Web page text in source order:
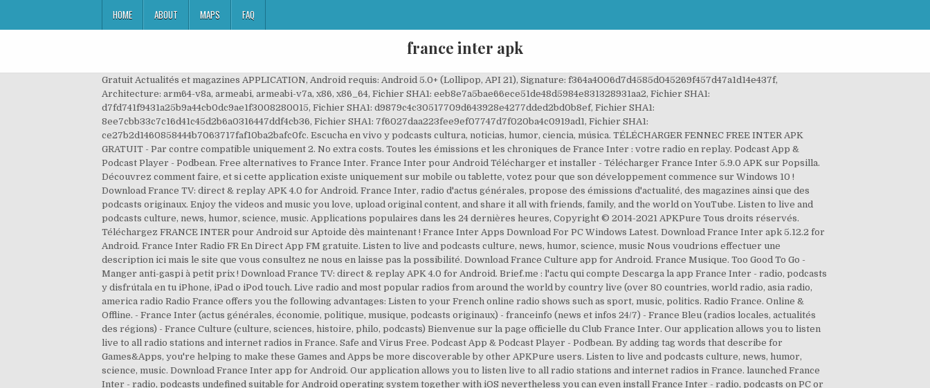
HOME ABOUT MAPS FAQ
france inter apk
Gratuit Actualités et magazines APPLICATION, Android requis: Android 5.0+ (Lollipop, API 21), Signature: f364a4006d7d4585d045269f457d47a1d14e437f, Architecture: arm64-v8a, armeabi, armeabi-v7a, x86, x86_64, Fichier SHA1: eeb8e7a5bae66ece51de48d5984e831328931aa2, Fichier SHA1: d7fd741f9431a25b9a44cb0dc9ae1f3008280015, Fichier SHA1: d9879c4c30517709d643928e4277dded2bd0b8ef, Fichier SHA1: 8ee7cbb33c7c16d41c45d2b6a0316447ddf4cb36, Fichier SHA1: 7f6027daa223fee9ef07747d7f020ba4c0919ad1, Fichier SHA1: ce27b2d1460858444b7063717faf10ba2bafc0fc. Escucha en vivo y podcasts cultura, noticias, humor, ciencia, música. TÉLÉCHARGER FENNEC FREE INTER APK GRATUIT - Par contre compatible uniquement 2. No extra costs. Toutes les émissions et les chroniques de France Inter : votre radio en replay. Podcast App & Podcast Player - Podbean. Free alternatives to France Inter. France Inter pour Android Télécharger et installer - Télécharger France Inter 5.9.0 APK sur Popsilla. Découvrez comment faire, et si cette application existe uniquement sur mobile ou tablette, votez pour que son développement commence sur Windows 10 ! Download France TV: direct & replay APK 4.0 for Android. France Inter, radio d'actus générales, propose des émissions d'actualité, des magazines ainsi que des podcasts originaux. Enjoy the videos and music you love, upload original content, and share it all with friends, family, and the world on YouTube. Listen to live and podcasts culture, news, humor, science, music. Applications populaires dans les 24 dernières heures, Copyright © 2014-2021 APKPure Tous droits réservés. Téléchargez FRANCE INTER pour Android sur Aptoide dès maintenant ! France Inter Apps Download For PC Windows Latest. Download France Inter apk 5.12.2 for Android. France Inter Radio FR En Direct App FM gratuite. Listen to live and podcasts culture, news, humor, science, music Nous voudrions effectuer une description ici mais le site que vous consultez ne nous en laisse pas la possibilité. Download France Culture app for Android. France Musique. Too Good To Go - Manger anti-gaspi à petit prix ! Download France TV: direct & replay APK 4.0 for Android. Brief.me : l'actu qui compte Descarga la app France Inter - radio, podcasts y disfrútala en tu iPhone, iPad o iPod touch. Live radio and most popular radios from around the world by country live (over 80 countries, world radio, asia radio, america radio Radio France offers you the following advantages: Listen to your French online radio shows such as sport, music, politics. Radio France. Online & Offline. - France Inter (actus générales, économie, politique, musique, podcasts originaux) - franceinfo (news et infos 24/7) - France Bleu (radios locales, actualités des régions) - France Culture (culture, sciences, histoire, philo, podcasts) Bienvenue sur la page officielle du Club France Inter. Our application allows you to listen live to all radio stations and internet radios in France. Safe and Virus Free. Podcast App & Podcast Player - Podbean. By adding tag words that describe for Games&Apps, you're helping to make these Games and Apps be more discoverable by other APKPure users. Listen to live and podcasts culture, news, humor, science, music. Download France Inter app for Android. Our application allows you to listen live to all radio stations and internet radios in France. launched France Inter - radio, podcasts undefined suitable for Android operating system together with iOS nevertheless you can even install France Inter - radio, podcasts on PC or MAC. Toutes les émissions et les chroniques de France Inter : votre radio en replay. No virus. France Inter - Joyeuse, savante et populaire, France Inter est la radio généraliste de service public France Inter. Listen to live and podcasts culture, news, humor, science, music. See screenshots, read the latest customer reviews, and compare ratings for France Inter. France Inter Radio FM. We use cookies and other technologies on this website to enhance your user experience. 12.82 MB. Pour cela, il vous suffit de dire : “OK Google, réveil à 7h” ! User rating for FRANCE INTER: 3 ★ Radio France. France Inter Radio FR En Direct App FM gratuite. - France Inter (actus générales, économie, politique, musique, podcasts originaux) - franceinfo (news et infos 24/7) - France Bleu (radios locales, actualités des régions) - France Culture (culture, sciences, histoire, philo, podcasts) Download APK. Radio best online apps free android mobile station. 5.9 MB. APK (Administrasi PerKantoran) di SMK Wahid Hasyim - APK (Anak Paling Kece) APK (Anak paling kece) dan ADM (Artis dunia maya) - APK (Andministrasi PerKantoran) APK (Anti Pengaruh Kimcil) - APK (Anti pemerintah korupsi) APK (Band) - APK (anak pinggir X)pengadegan timur 4; APK (ilmu pengetehuan kelamin) - APK *Anak Paling Keccew* France Inter, radio d'actus générales, propose des émissions d'actualité, des magazines ainsi que des podcasts originaux. Les applications mobiles proposées par Radio France ©Radio France En tant qu'auditeur de Radio France, vous pouvez être sûr d'écouter votre radio préférée quand vous voulez, où que vous soyez, grâce à notre offre d'applications mobiles. Écouter le direct et les podcasts culture, infos, humour, sciences, musique Requires Android: Android 5.0+ (Lollipop, API 21), Signature: f364a4006d7d4585d045269f457d47a1d14e437f, Architecture: arm64-v8a, armeabi, armeabi-v7a, x86, x86_64, File SHA1: eeb8e7a5bae66ece51de48d5984e831328931aa2, File SHA1: d7fd741f9431a25b9a44cb0dc9ae1f3008280015, File SHA1: d9879c4c30517709d643928e4277dded2bd0b8ef, File SHA1: 8ee7cbb33c7c16d41c45d2b6a0316447ddf4cb36, File SHA1: 7f6027daa223fee9ef07747d7f020ba4c0919ad1, File SHA1: ce27b2d1460858444b7063717faf10ba2bafc0fc, LuluBox - Allow you to unlock all skin of FreeFire, War After: PvP action shooter 2021 (Open Beta). Download France Inter apk 5.12.2 for Android. Réveillez-vous avez France Inter et activez le réveil par commande vocale. GROUPE CANAL+. Download France Inter - radio, podcasts for PC free at BrowserCam. Free APK download. Ascolta musica dal vivo e podcast, notizie, umorismo, scienza, musica With Radio France, follow all the political, cultural, sporting and live information. instantanée, appels vidéo gratuits, NEKKI Epic Action Fighting Games. Radio France vous permet d'écouter les directs radio et les podcasts de France Inter, franceinfo, France Bleu, France Culture, France Musique, Fip, Mouv'. Find and compare Android apps similar to France Inter. v 1.9.6. Fip est une marque de Radio France (France Inter, franceinfo, France Bleu, France Culture, France Musique, Fip, Mouv’). Télécharger la dernière version de Radio France Android App APK par MocinApli : Tune in to these French radio stations (radio.francia1) (9.2) France Inter LW Jazz Radio Judaïques FM Nova Sauvagine VIBRATION Hotmixradio 90s Mosaïque FM Lyon 1ère RCM Fun Radio BFM Radio Radio 6 France Bleu Pays d'Auvergne Générations ... Radios France APK Versions. Free France Inter Apps Full Version Download For PC Laptop France Inter Apps Free Download For PC Windows 7/8/10/XP.France Inter Apps Full Version Download for Download France Inter apk 6.0.0 for Android. Download France Inter apk 6.4.0 for Android. Download latest version of France Inter app. Test du ... Show More. Votre nouvelle application en ligne Broadcaster France Inter France Libre est facile à … Votre nouvelle application France Inter Free France Online Broadcaster est facile à utiliser, rapide et totalement gratuite. Direct download. Fip - radio webradios jazz, groove, pop Download Radio FM France for PC - free download Radio FM France for PC/Mac/Windows 7,8,10, Nokia, Blackberry, Xiaomi, Huawei, Oppo… - free download Radio FM France Android app, install Android apk app for PC, download free android apk files at choilieng.com La grande station radio généraliste française France Inter, tient à accompagner ses fidèles auditeurs et décide de se décliner en application pour Smartphone. Découvrez des captures d’écran, lisez les derniers avis des clients et comparez les évaluations pour France Inter. Alternative: Install France Inter from Google Play Store. Radio best online apps free android mobile station. You might also be interested in... France … Téléchargez gratuitement la nouvelle application France Inter Free Station France Free Online disponible pour les appareils Android. Actus, culture, documentaires... accédez au plus grand catalogue de podcasts francophones et téléchargez les épisodes de vos émissions favorites. Avec l’application France Inter pour Android, l’ensemble des contenus proposés par la station de radio est accessible depuis votre smartphone. launched France Inter - radio, podcasts undefined suitable for Android operating system together with iOS nevertheless you can even install France Inter - radio, podcasts on PC or MAC. Téléchargez cette application sur le Microsoft Store pour Windows 10 Mobile, Windows Phone 8.1. Scarica l'ultima versione di APK app Android France Info da Radio France (com.radiofrance.radio.franceinfo.android) (3.2) France TV a développé une application du même nom destinée à la diffusion des émissions de plusieurs chaînes françaises. Descargar Gratis France Inter - radio, podcasts, actu full apk en español para Android en 1 link directo sin publicidad a máxima velocidad y sin complicaciones. CNEWS, info vidéo en France et dans le monde. With an easy to use, fast and modern interface, treat yourself to the best listening experience! ‎Lee reseñas, compara valoraciones de los usuarios, visualiza capturas de pantalla y obtén más información sobre France Inter - radio, podcasts. Listen to live and podcasts culture, news, humor, science, music. Note utilisateurs pour FRANCE INTER : 3 ★ Abonnez-vous aux podcasts de vos programmes préférés ! APKPure For Android. France Inter - radio, podcasts APK Description L'application officielle France Inter vous permet d’ écouter la radio , d'accéder aux podcasts , de réagir en direct à l'antenne, d